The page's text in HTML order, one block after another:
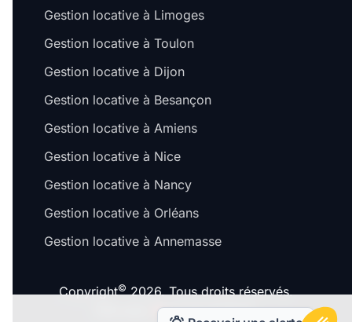
Gestion locative à Limoges
Gestion locative à Toulon
Gestion locative à Dijon
Gestion locative à Besançon
Gestion locative à Amiens
Gestion locative à Nice
Gestion locative à Nancy
Gestion locative à Orléans
Gestion locative à Annemasse
Copyright©2026. Tous droits réservés.
à Lyon & Paris.